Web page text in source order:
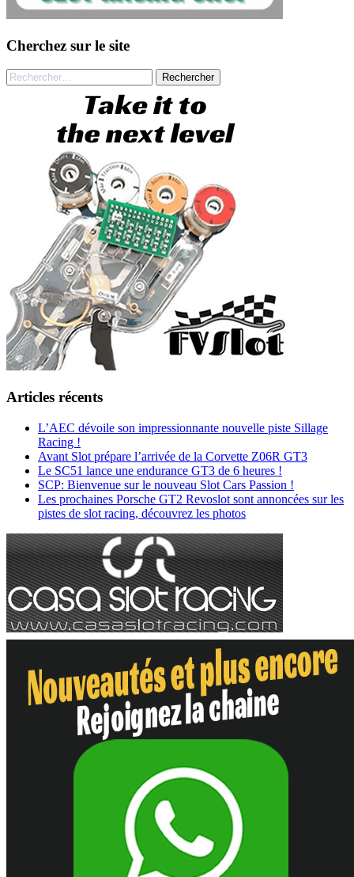
Cherchez sur le site
Rechercher :
Articles récents
L’AEC dévoile son impressionnante nouvelle piste Sillage
Racing !
Avant Slot prépare l’arrivée de la Corvette Z06R GT3
Le SC51 lance une endurance GT3 de 6 heures !
SCP: Bienvenue sur le nouveau Slot Cars Passion !
Les prochaines Porsche GT2 Revoslot sont annoncées sur les
pistes de slot racing, découvrez les photos